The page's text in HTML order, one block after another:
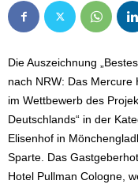
Die Auszeichnung
nach NRW: Das
im Wettbewerb des
Deutschlands“ in der
Elisenhof in
Sparte. Das
Hotel Pullman Cologne,